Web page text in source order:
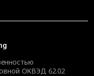
ОКВЭД 62.02